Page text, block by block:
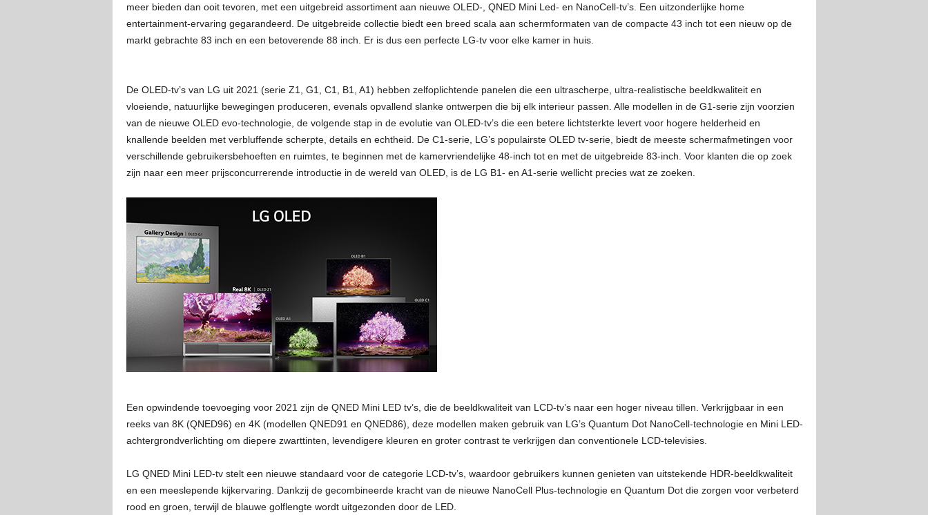
meer bieden dan ooit tevoren, met een uitgebreid assortiment aan nieuwe OLED-, QNED Mini Led- en NanoCell-tv’s. Een uitzonderlijke home
entertainment-ervaring gegarandeerd. De uitgebreide collectie biedt een breed scala aan schermformaten van de compacte 43 inch tot een nieuw op de
markt gebrachte 83 inch en een betoverende 88 inch. Er is dus een perfecte LG-tv voor elke kamer in huis.
De OLED-tv’s van LG uit 2021 (serie Z1, G1, C1, B1, A1) hebben zelfoplichtende panelen die een ultrascherpe, ultra-realistische beeldkwaliteit en
vloeiende, natuurlijke bewegingen produceren, evenals opvallend slanke ontwerpen die bij elk interieur passen. Alle modellen in de G1-serie zijn voorzien
van de nieuwe OLED evo-technologie, de volgende stap in de evolutie van OLED-tv’s die een betere lichtsterkte levert voor hogere helderheid en
knallende beelden met verbluffende scherpte, details en echtheid. De C1-serie, LG’s populairste OLED tv-serie, biedt de meeste schermafmetingen voor
verschillende gebruikersbehoeften en ruimtes, te beginnen met de kamervriendelijke 48-inch tot en met de uitgebreide 83-inch. Voor klanten die op zoek
zijn naar een meer prijsconcurrerende introductie in de wereld van OLED, is de LG B1- en A1-serie wellicht precies wat ze zoeken.
Een opwindende toevoeging voor 2021 zijn de QNED Mini LED tv’s, die de beeldkwaliteit van LCD-tv’s naar een hoger niveau tillen. Verkrijgbaar in een
reeks van 8K (QNED96) en 4K (modellen QNED91 en QNED86), deze modellen maken gebruik van LG’s Quantum Dot NanoCell-technologie en Mini LED-
achtergrondverlichting om diepere zwarttinten, levendigere kleuren en groter contrast te verkrijgen dan conventionele LCD-televisies.
LG QNED Mini LED-tv stelt een nieuwe standaard voor de categorie LCD-tv’s, waardoor gebruikers kunnen genieten van uitstekende HDR-beeldkwaliteit
en een meeslepende kijkervaring. Dankzij de gecombineerde kracht van de nieuwe NanoCell Plus-technologie en Quantum Dot die zorgen voor verbeterd
rood en groen, terwijl de blauwe golflengte wordt uitgezonden door de LED.